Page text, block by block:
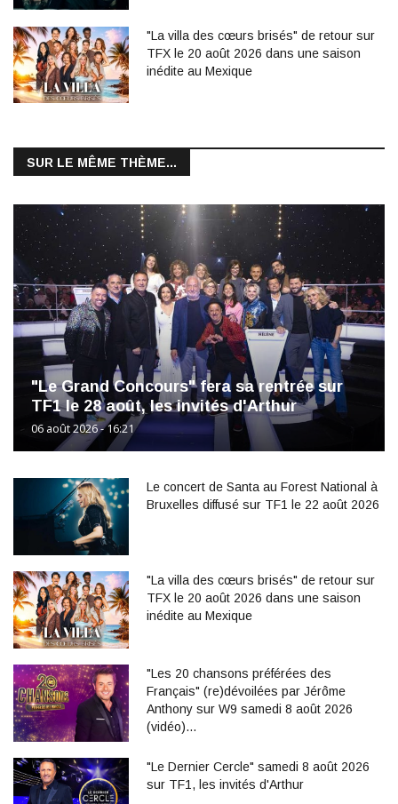
"La villa des cœurs brisés" de retour sur
TFX le 20 août 2026 dans une saison
inédite au Mexique
SUR LE MÊME THÈME...
"Le Grand Concours" fera sa rentrée sur
TF1 le 28 août, les invités d'Arthur
06 août 2026 - 16:21
Le concert de Santa au Forest National à
Bruxelles diffusé sur TF1 le 22 août 2026
"La villa des cœurs brisés" de retour sur
TFX le 20 août 2026 dans une saison
inédite au Mexique
"Les 20 chansons préférées des
Français" (re)dévoilées par Jérôme
Anthony sur W9 samedi 8 août 2026
(vidéo)…
"Le Dernier Cercle" samedi 8 août 2026
sur TF1, les invités d'Arthur